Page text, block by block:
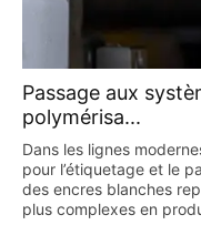
Passage aux
polymérisa...
Dans les lignes
pour l’étiquetage et le
des encres blanches
plus complexes en